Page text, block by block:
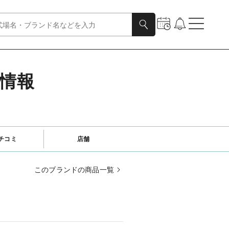
報
コミ 店舗
このブランドの商品一覧